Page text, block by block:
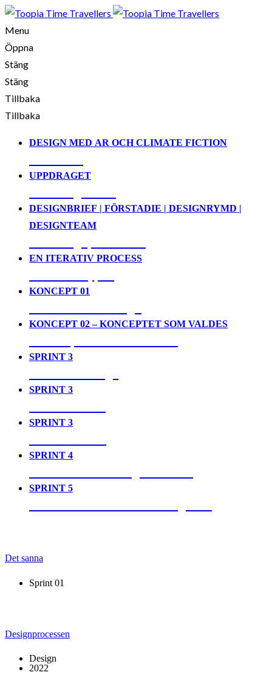
Menu
Öppna
Stäng
Stäng
Tillbaka
Tillbaka
DESIGN MED AR OCH CLIMATE FICTION
UPPDRAGET
DESIGNBRIEF | FÖRSTADIE | DESIGNRYMD |
DESIGNTEAM
EN ITERATIV PROCESS
KONCEPT 01
KONCEPT 02 – KONCEPTET SOM VALDES
SPRINT 3
SPRINT 3
SPRINT 3
SPRINT 4
SPRINT 5
Det sanna
Sprint 01
Designprocessen
Design
2022